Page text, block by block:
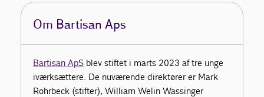
Om Bartisan Aps
Bartisan ApS blev stiftet i marts 2023 af tre unge
iværksættere. De nuværende direktører er Mark
Rohrbeck (stifter), William Welin Wassinger